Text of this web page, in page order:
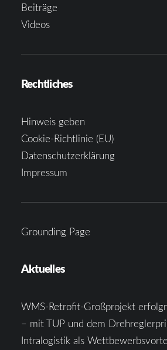
Beiträge
Videos
Rechtliches
Hinweis geben
Cookie-Richtlinie (EU)
Datenschutzerklärung
Impressum
Grounding Page
Aktuelles
WMS-Retrofit-Großprojekt
– mit TUP und dem
Intralogistik als